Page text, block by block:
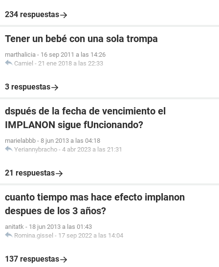
234 respuestas
Tener un bebé con una sola trompa
marthalicia - 16 sep 2011 a las 14:26
Camiel - 21 ene 2018 a las 22:33
3 respuestas
dspués de la fecha de vencimiento el
IMPLANON sigue fUncionando?
marielabbb - 8 jun 2013 a las 04:18
Yeriannybracho - 4 abr 2023 a las 21:31
21 respuestas
cuanto tiempo mas hace efecto implanon
despues de los 3 años?
anitatk - 18 jun 2013 a las 01:43
Romina.gissel - 17 sep 2022 a las 14:04
137 respuestas